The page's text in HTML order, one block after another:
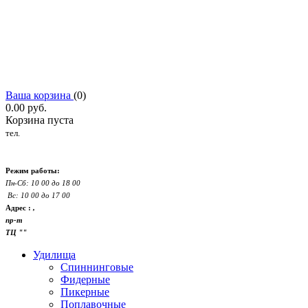
Ваша корзина (0)
0.00 руб.
Корзина пуста
тел.
Режим работы:
Пн-Сб: 10 00 до 18 00
Вс: 10 00 до 17 00
Адрес : ,
пр-т
ТЦ ""
Удилища
Спиннинговые
Фидерные
Пикерные
Поплавочные